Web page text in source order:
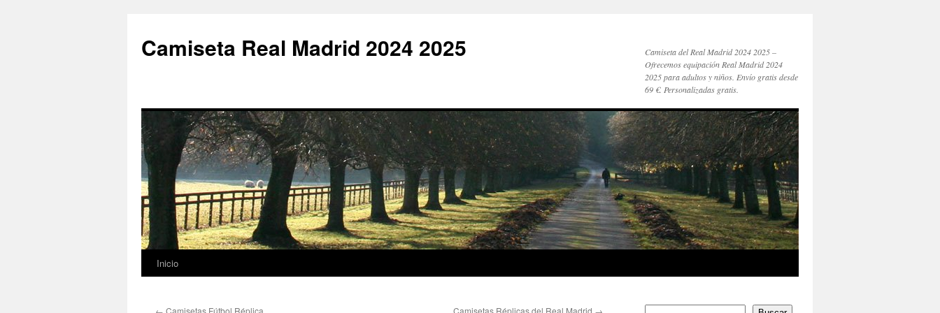
Camiseta Real Madrid 2024 2025
Camiseta del Real Madrid 2024 2025 –
Ofrecemos equipación Real Madrid 2024
2025 para adultos y niños. Envío gratis desde
69 €. Personalizadas gratis.
Saltar
Inicio
← Camisetas Fútbol Réplica Camisetas Réplicas del Real Madrid →